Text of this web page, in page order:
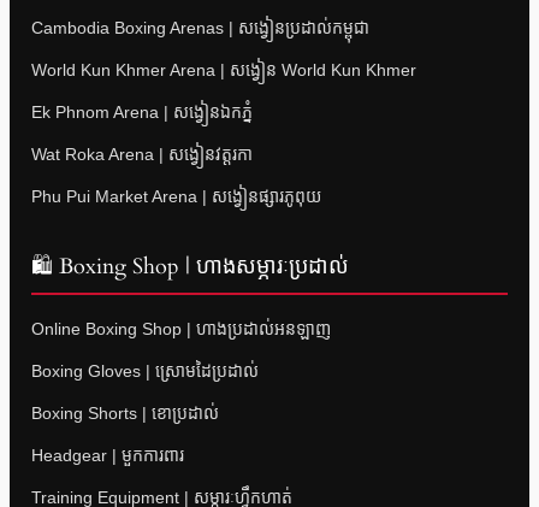
Cambodia Boxing Arenas | សង្វៀនប្រដាល់កម្ពុជា
World Kun Khmer Arena | សង្វៀន World Kun Khmer
Ek Phnom Arena | សង្វៀនឯកភ្នំ
Wat Roka Arena | សង្វៀនវត្តរកា
Phu Pui Market Arena | សង្វៀនផ្សារភូពុយ
🛍 Boxing Shop | ហាងសម្ភារៈប្រដាល់
Online Boxing Shop | ហាងប្រដាល់អនឡាញ
Boxing Gloves | ស្រោមដៃប្រដាល់
Boxing Shorts | ខោប្រដាល់
Headgear | មួកការពារ
Training Equipment | សម្ភារៈហ្វឹកហាត់